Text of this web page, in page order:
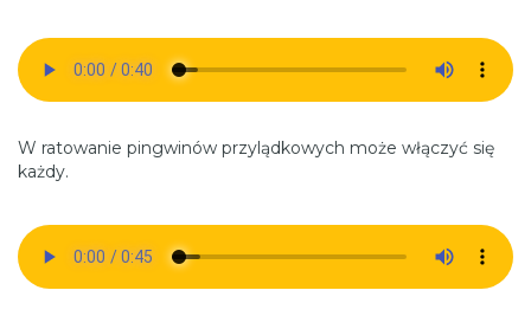
W ratowanie pingwinów przylądkowych może włączyć się
każdy.